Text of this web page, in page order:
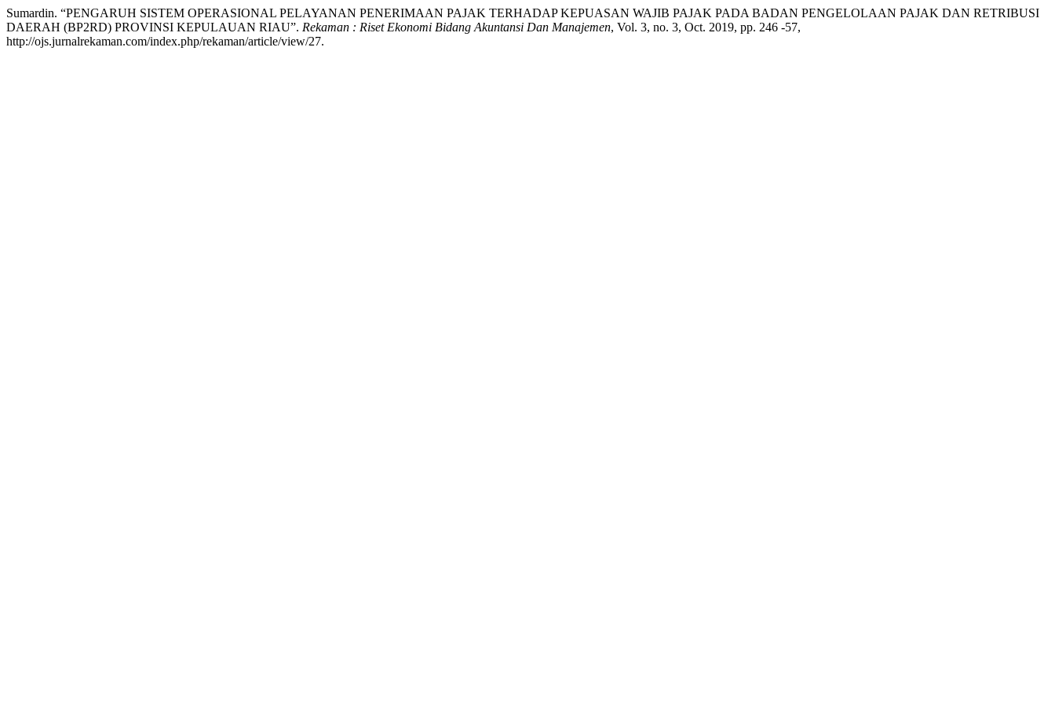
Sumardin. “PENGARUH SISTEM OPERASIONAL PELAYANAN PENERIMAAN PAJAK TERHADAP KEPUASAN WAJIB PAJAK PADA BADAN PENGELOLAAN PAJAK DAN RETRIBUSI
DAERAH (BP2RD) PROVINSI KEPULAUAN RIAU”. Rekaman : Riset Ekonomi Bidang Akuntansi Dan Manajemen, Vol. 3, no. 3, Oct. 2019, pp. 246 -57,
http://ojs.jurnalrekaman.com/index.php/rekaman/article/view/27.